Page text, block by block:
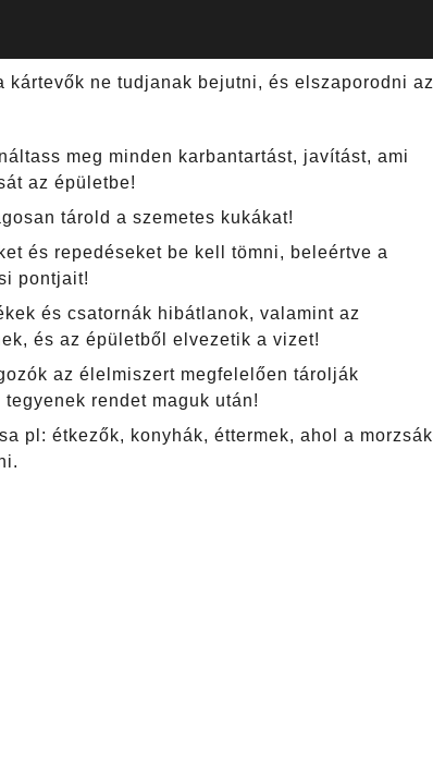
kártevők ne tudjanak bejutni, és elszaporodni az
meg minden karbantartást, javítást, ami
az épületbe!
tárold a szemetes kukákat!
és repedéseket be kell tömni, beleértve a
pontjait!
és csatornák hibátlanok, valamint az
és az épületből elvezetik a vizet!
az élelmiszert megfelelően tárolják
rendet maguk után!
pl: étkezők, konyhák, éttermek, ahol a morzsák